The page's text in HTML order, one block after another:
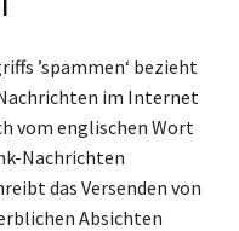
’spammen‘ bezieht
im Internet
vom englischen Wort
Nachrichten
das Versenden von
Absichten